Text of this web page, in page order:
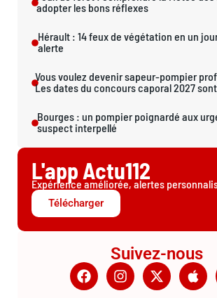
adopter les bons réflexes
Hérault : 14 feux de végétation en un
alerte
Vous voulez devenir sapeur-pompier
Les dates du concours caporal 2027
Bourges : un pompier poignardé aux
suspect interpellé
L'app Actu112
Expérience améliorée, alertes
Télécharger
Suivez-nous